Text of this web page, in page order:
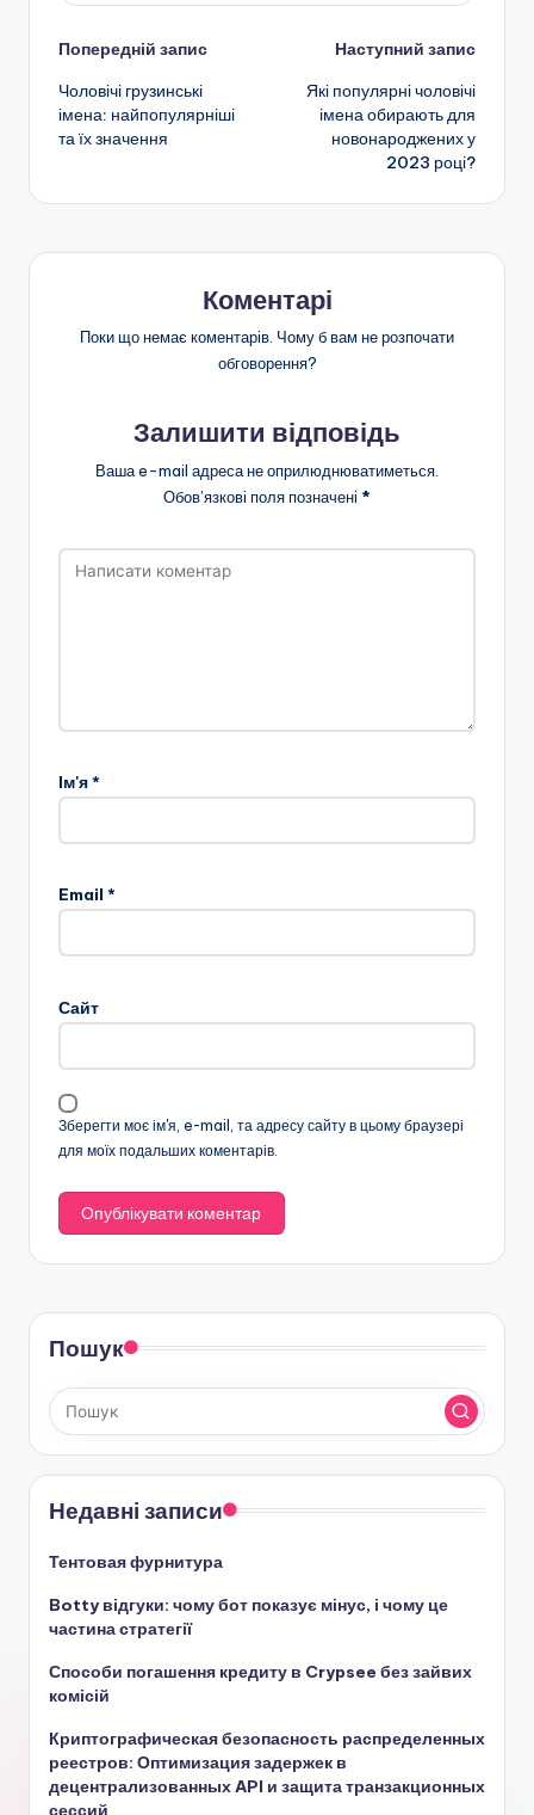
Навігація
по
запису
Попередній запис
Чоловічі грузинські
імена: найпопулярніші
та їх значення
Наступний запис
Які популярні чоловічі
імена обирають для
новонароджених у
2023 році?
Коментарі
Поки що немає коментарів. Чому б вам не розпочати
обговорення?
Залишити відповідь
Ваша e-mail адреса не оприлюднюватиметься.
Обов’язкові поля позначені *
Ім'я*
Email *
Сайт
Зберегти моє ім'я, e-mail, та адресу сайту в цьому браузері
для моїх подальших коментарів.
Пошук
Недавні записи
Тентовая фурнитура
Botty відгуки: чому бот показує мінус, і чому це
частина стратегії
Способи погашення кредиту в Crypsee без зайвих
комісій
Криптографическая безопасность распределенных
реестров: Оптимизация задержек в
децентрализованных API и защита транзакционных
сессий